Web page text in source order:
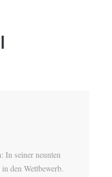
In seiner neunten
den Wettbewerb.